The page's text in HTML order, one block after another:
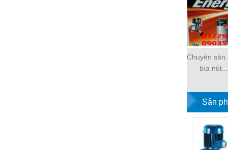
Chuyên sản
bìa
Sản